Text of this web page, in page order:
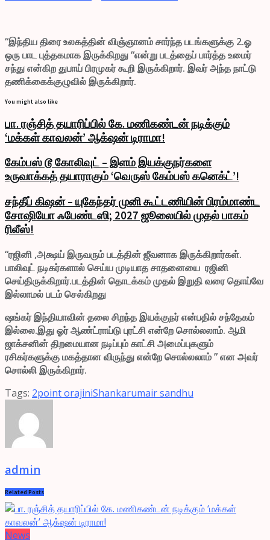
“இந்திய திரை உலகத்தின் விஞ்ஞானம் சார்ந்த படங்களுக்கு 2.ஓ
ஒரு பாட புத்தகமாக இருக்கிறது “என்று படத்தைப் பார்த்த உமைர்
சந்து என்கிற துபாய் பிரமுகர் கூறி இருக்கிறார். இவர் அந்த நாட்டு
தணிக்கைக்குழுவில் இருக்கிறார்.
You might also like
பா. ரஞ்சித் தயாரிப்பில் கே. மணிகண்டன் நடிக்கும்
‘மக்கள் காவலன்’ ஆக்‌ஷன் டிராமா!
கேம்பஸ் டூ கோலிவுட் – இளம் இயக்குநர்களை
உருவாக்கத் தயாராகும் ‘வெருஸ் கேம்பஸ் கனெக்ட்’!
சந்தீப் கிஷன் – யுகேந்தர் முனி கூட்டணியின் பிரம்மாண்ட
சோஷியோ ஃபேண்டஸி; 2027 ஜூலையில் முதல் பாகம்
ரிலீஸ்!
“ரஜினி ,அக்ஷய் இருவரும் படத்தின் ஜீவனாக இருக்கிறார்கள்.
பாலிவுட் நடிகர்களால் செய்ய முடியாத சாதனையை ரஜினி
செய்திருக்கிறார்.படத்தின் தொடக்கம் முதல் இறுதி வரை தொய்வே
இல்லாமல் படம் செல்கிறது
ஷங்கர் இந்தியாவின் தலை சிறந்த இயக்குநர் என்பதில் சந்தேகம்
இல்லை.இது ஓர் ஆண்ட்ராய்டு புரட்சி என்றே சொல்லலாம். ஆமி
ஜாக்சனின் திறமையான நடிப்பும் காட்சி அமைப்புகளும்
ரசிகர்களுக்கு மகத்தான விருந்து என்றே சொல்லலாம் ” என அவர்
சொல்லி இருக்கிறார்.
Tags: 2point orajiniShankarumair sandhu
admin
Related Posts
News